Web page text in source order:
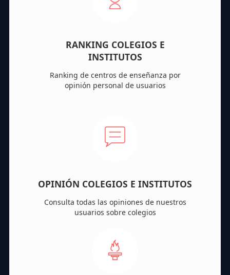
RANKING COLEGIOS E
INSTITUTOS
Ranking de centros de enseñanza por
opinión personal de usuarios
OPINIÓN COLEGIOS E INSTITUTOS
Consulta todas las opiniones de nuestros
usuarios sobre colegios